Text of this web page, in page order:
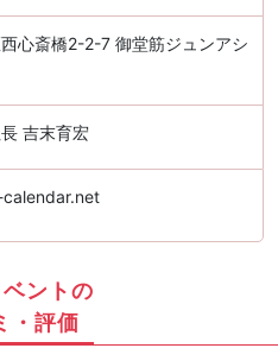
心斎橋2-2-7 御堂筋ジュンアシ
吉末育宏
ントの
・評価